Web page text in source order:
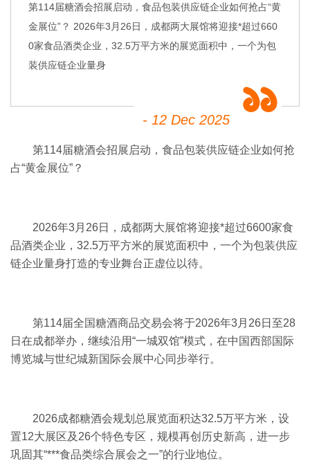
第114届糖酒会招展启动，食品包装供应链企业如何抢占“黄
金展位”？ 2026年3月26日，成都两大展馆将迎接*超过660
0家食品酒类企业，32.5万平方米的展览面积中，一个为包
装供应链企业量身
- 12 Dec 2025
第114届糖酒会招展启动，食品包装供应链企业如何抢
占“黄金展位”？
2026年3月26日，成都两大展馆将迎接*超过6600家食
品酒类企业，32.5万平方米的展览面积中，一个为包装供应
链企业量身打造的专业舞台正虚位以待。
第114届全国糖酒商品交易会将于2026年3月26日至28
日在成都举办，继续沿用“一城双馆”模式，在中国西部国际
博览城与世纪城新国际会展中心同步举行。
2026成都糖酒会规划总展览面积达32.5万平方米，设
置12大展区及26个特色专区，规模再创历史新高，进一步
巩固其“***食品类综合展会之一”的行业地位。